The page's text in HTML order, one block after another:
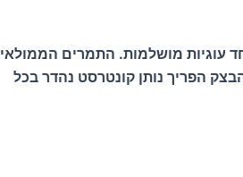
עוגיות מושלמות. התמרים
הפריך נותן קונטרסט נהדר בכל